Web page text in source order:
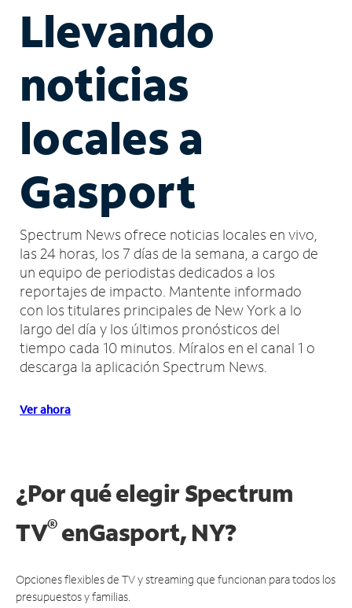
Llevando
noticias
locales a
Gasport
Spectrum News ofrece noticias locales en vivo,
las 24 horas, los 7 días de la semana, a cargo de
un equipo de periodistas dedicados a los
reportajes de impacto. Mantente informado
con los titulares principales de New York a lo
largo del día y los últimos pronósticos del
tiempo cada 10 minutos. Míralos en el canal 1 o
descarga la aplicación Spectrum News.
Ver ahora
¿Por qué elegir Spectrum
TV®enGasport, NY?
Opciones flexibles de TV y streaming que funcionan para todos los
presupuestos y familias.